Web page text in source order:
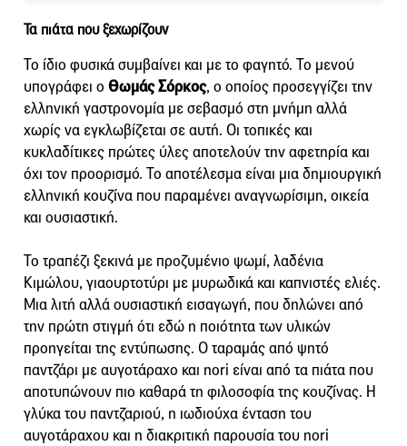
Τα πιάτα που ξεχωρίζουν
Το ίδιο φυσικά συμβαίνει και με το φαγητό. Το μενού
υπογράφει ο Θωμάς Σόρκος, ο οποίος προσεγγίζει την
ελληνική γαστρονομία με σεβασμό στη μνήμη αλλά
χωρίς να εγκλωβίζεται σε αυτή. Οι τοπικές και
κυκλαδίτικες πρώτες ύλες αποτελούν την αφετηρία και
όχι τον προορισμό. Το αποτέλεσμα είναι μια δημιουργική
ελληνική κουζίνα που παραμένει αναγνωρίσιμη, οικεία
και ουσιαστική.
Το τραπέζι ξεκινά με προζυμένιο ψωμί, λαδένια
Κιμώλου, γιαουρτοτύρι με μυρωδικά και καπνιστές ελιές.
Μια λιτή αλλά ουσιαστική εισαγωγή, που δηλώνει από
την πρώτη στιγμή ότι εδώ η ποιότητα των υλικών
προηγείται της εντύπωσης. Ο ταραμάς από ψητό
παντζάρι με αυγοτάραχο και nori είναι από τα πιάτα που
αποτυπώνουν πιο καθαρά τη φιλοσοφία της κουζίνας. Η
γλύκα του παντζαριού, η ιωδιούχα ένταση του
αυγοτάραχου και η διακριτική παρουσία του nori